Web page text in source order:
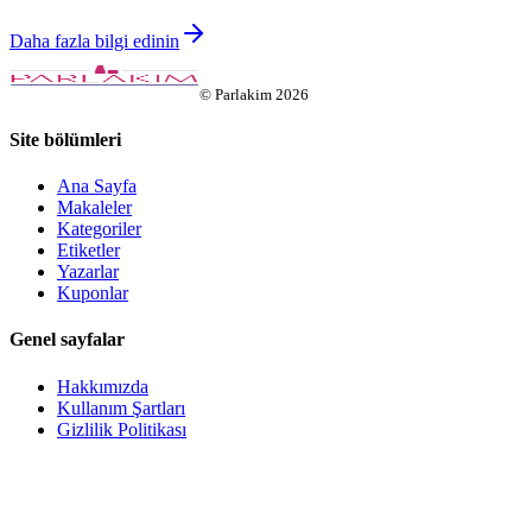
Daha fazla bilgi edinin
© Parlakim 2026
Site bölümleri
Ana Sayfa
Makaleler
Kategoriler
Etiketler
Yazarlar
Kuponlar
Genel sayfalar
Hakkımızda
Kullanım Şartları
Gizlilik Politikası